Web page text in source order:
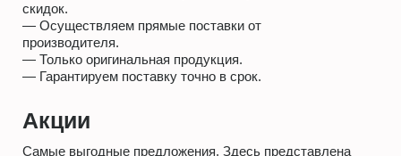
скидок.
— Осуществляем прямые поставки от
производителя.
— Только оригинальная продукция.
— Гарантируем поставку точно в срок.
Акции
Самые выгодные предложения. Здесь представлена